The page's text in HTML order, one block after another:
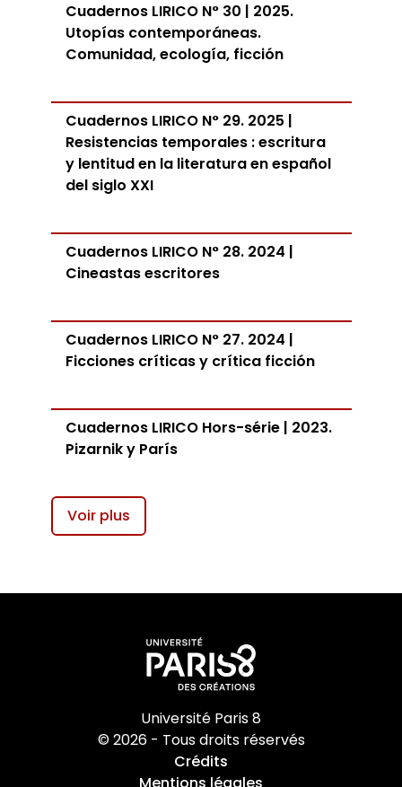
Cuadernos LIRICO N° 30 | 2025.
Utopías contemporáneas.
Comunidad, ecología, ficción
Cuadernos LIRICO N° 29. 2025 |
Resistencias temporales : escritura
y lentitud en la literatura en español
del siglo XXI
Cuadernos LIRICO N° 28. 2024 |
Cineastas escritores
Cuadernos LIRICO N° 27. 2024 |
Ficciones críticas y crítica ficción
Cuadernos LIRICO Hors-série | 2023.
Pizarnik y París
Voir plus
Université Paris 8
© 2026 - Tous droits réservés
Crédits